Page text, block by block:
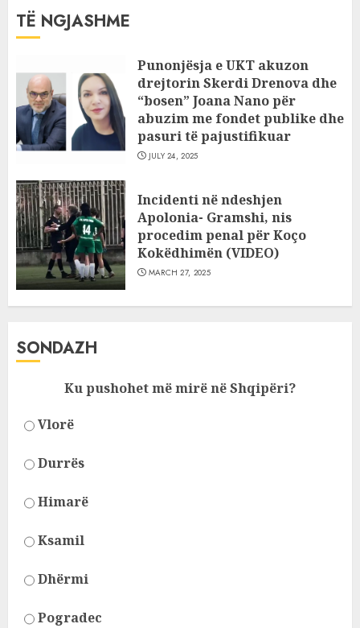
TË NGJASHME
Punonjësja e UKT akuzon
drejtorin Skerdi Drenova dhe
“bosen” Joana Nano për
abuzim me fondet publike dhe
pasuri të pajustifikuar
JULY 24, 2025
Incidenti në ndeshjen
Apolonia- Gramshi, nis
procedim penal për Koço
Kokëdhimën (VIDEO)
MARCH 27, 2025
SONDAZH
Ku pushohet më mirë në Shqipëri?
Vlorë
Durrës
Himarë
Ksamil
Dhërmi
Pogradec